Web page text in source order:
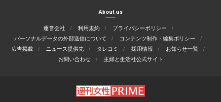
About us
運営会社 利用規約
プライバシーポリシー
パーソナルデータの外部送信について
コンテンツ制作・編集ポリシー
広告掲載
ニュース提供先 タレコミ 採用情報
お知らせ一覧
お問い合わせ
主婦と生活社公式サイト